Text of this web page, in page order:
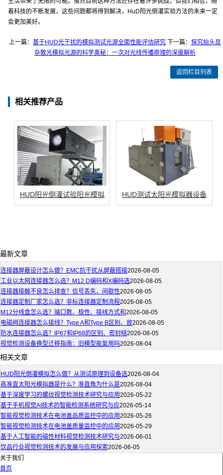
着科技的不断发展，这些问题都将得到解决，HuD阳光倒灌实验方法的未来一定
会更加美好。
上一篇：基于HUD光干扰的模拟测试光源全面性能评估研究 下一篇：探究抬头显
杂散光模拟光源的科学奥秘：一次对光线传播原理的深度解析
返回栏目列表
相关推荐产品
HUD阳光倒灌试验阳光模拟 HUD测试太阳光模拟器设备
最新文章
连接器屏蔽设计怎么做？EMC抗干扰从屏蔽搭接2026-08-05
工业以太网连接器怎么选？M12 D编码和X编码选2026-08-05
连接器接触不良怎么排查？信号丢失、间歇性2026-08-05
连接器定制厂家怎么选？非标连接器定制流程2026-08-05
M12分线盒怎么选？端口数、极性、接线方式和2026-08-05
电磁阀连接器怎么接线？Type A和Type B区别、故2026-08-05
防水连接器怎么选？IP67和IP68的区别、密封结2026-08-05
视觉检测设备换型迁移指南：旧模型能复用吗2026-08-04
相关文章
HUD阳光倒灌模拟怎么做？从测试原理到设备选2026-08-04
高准直太阳光模拟器是什么？准直角为什么是2026-08-04
基于深度学习的螺纹视觉检测技术研究与应用2026-05-22
基于手机视觉AI技术的智能检测系统研究与应2026-05-14
智能视觉检测技术在电池盖品质监控中的应用2026-05-26
智能视觉检测技术在电池盖质量监控中的应用2026-05-29
基于人工智能的磁性材料视觉检测技术研究与2026-06-01
饮品行业视觉检测技术的发展与应用探索2026-06-05
关于我们
首页